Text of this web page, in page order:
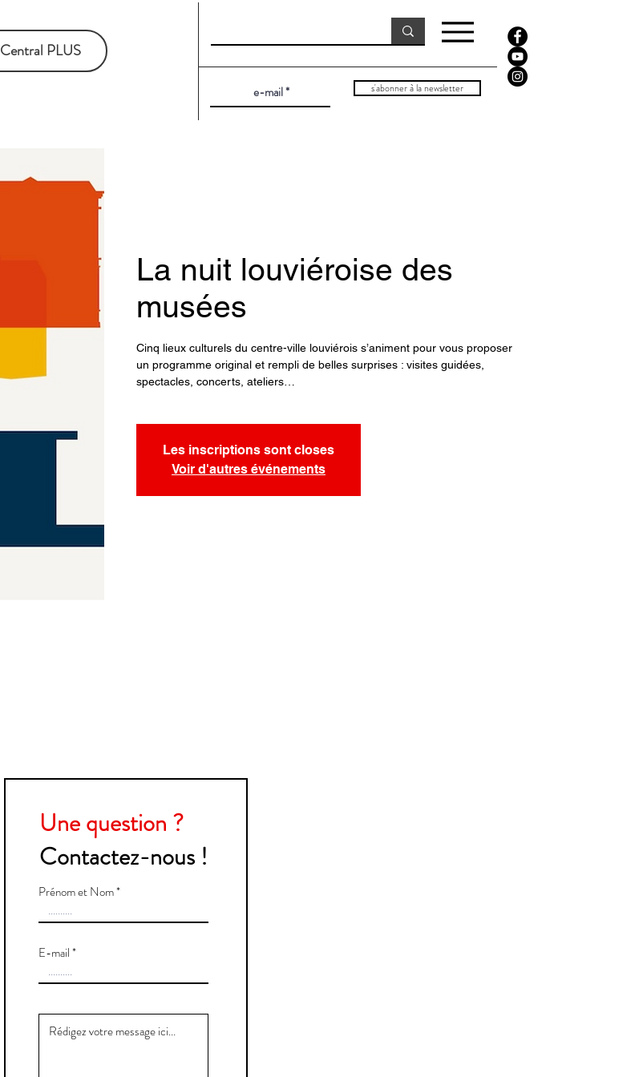
Central PLUS
s'abonner à la newsletter
La nuit louviéroise des
musées
Cinq lieux culturels du centre-ville louviérois s’animent pour vous proposer
un programme original et rempli de belles surprises : visites guidées,
spectacles, concerts, ateliers…
Les inscriptions sont closes
Voir d'autres événements
Une question ?
Contactez-nous !
Prénom et Nom
E-mail